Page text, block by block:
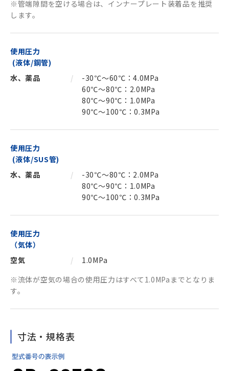
※管端隙間を空ける場合は、インナープレート装着品を推奨
します。
使用圧力
(液体/鋼管)
水、薬品
-30℃～60℃：4.0MPa
60℃～80℃：2.0MPa
80℃～90℃：1.0MPa
90℃～100℃：0.3MPa
使用圧力
(液体/SUS管)
水、薬品
-30℃～80℃：2.0MPa
80℃～90℃：1.0MPa
90℃～100℃：0.3MPa
使用圧力
（気体）
空気
1.0MPa
※流体が空気の場合の使用圧力はすべて1.0MPaまでとなりま
す。
寸法・規格表